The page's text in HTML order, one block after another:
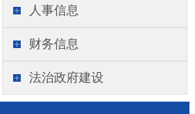
人事信息
财务信息
法治政府建设